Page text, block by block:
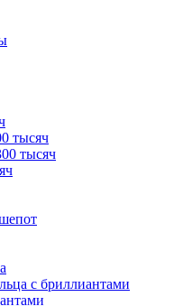
тысяч
тысяч
с бриллиантами